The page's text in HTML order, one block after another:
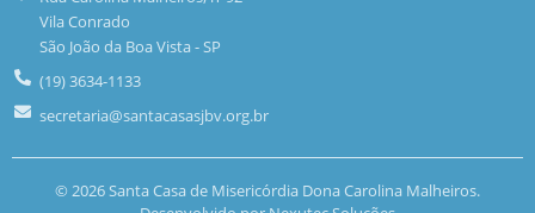
Vila Conrado
São João da Boa Vista - SP
(19) 3634-1133
secretaria@santacasasjbv.org.br
© 2026 Santa Casa de Misericórdia Dona Carolina Malheiros.